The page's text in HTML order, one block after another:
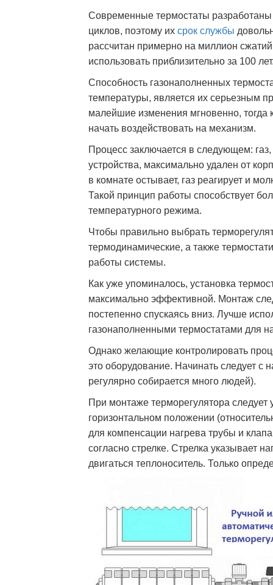
Современные термостаты разработаны
циклов, поэтому их срок службы
рассчитан примерно на миллион
использовать приблизительно за 100
Способность газонаполненных
температуры, является их серьезным
малейшие изменения мгновенно, тогда
начать воздействовать на механизм.
Процесс заключается в следующем:
устройства, максимально удален от
в комнате остывает, газ реагирует и
Такой принцип работы способствует
температурного режима.
Чтобы правильно выбрать
термодинамические, а также
работы системы.
Как уже упоминалось, установка
максимально эффективной. Монтаж
постепенно спускаясь вниз. Лучше
газонаполненными термостатами для
Однако желающие контролировать
это оборудование. Начинать следует с
регулярно собирается много людей).
При монтаже терморегулятора следует
горизонтальном положении
для компенсации нагрева трубы и
согласно стрелке. Стрелка указывает
двигаться теплоноситель. Только